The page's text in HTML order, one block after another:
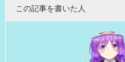
この記事を書いた人